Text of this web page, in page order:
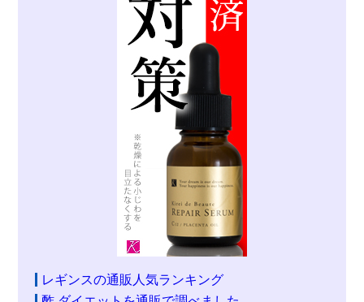
レギンスの通販人気ランキング